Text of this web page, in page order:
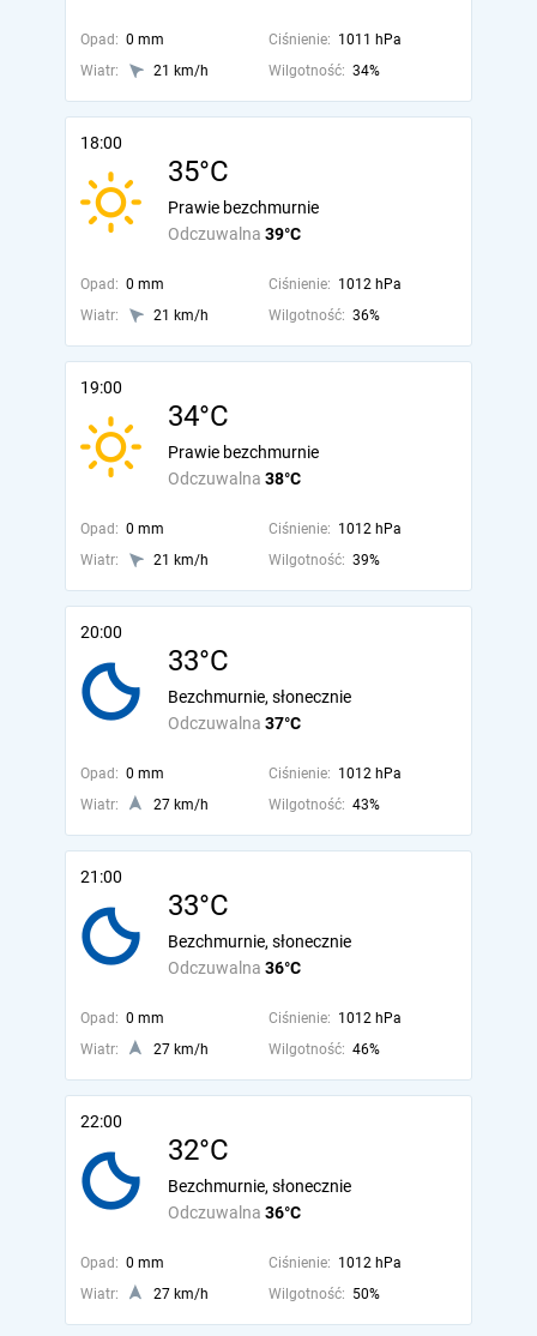
Opad: 0 mm Ciśnienie: 1011 hPa
Wiatr:
21 km/h Wilgotność: 34%
18:00
35°C
Odczuwalna 39°C
Prawie bezchmurnie
Opad: 0 mm Ciśnienie: 1012 hPa
Wiatr:
21 km/h Wilgotność: 36%
19:00
34°C
Odczuwalna 38°C
Prawie bezchmurnie
Opad: 0 mm Ciśnienie: 1012 hPa
Wiatr:
21 km/h Wilgotność: 39%
20:00
33°C
Odczuwalna 37°C
Bezchmurnie, słonecznie
Opad: 0 mm Ciśnienie: 1012 hPa
Wiatr:
27 km/h Wilgotność: 43%
21:00
33°C
Odczuwalna 36°C
Bezchmurnie, słonecznie
Opad: 0 mm Ciśnienie: 1012 hPa
Wiatr:
27 km/h Wilgotność: 46%
22:00
32°C
Odczuwalna 36°C
Bezchmurnie, słonecznie
Opad: 0 mm Ciśnienie: 1012 hPa
Wiatr:
27 km/h Wilgotność: 50%